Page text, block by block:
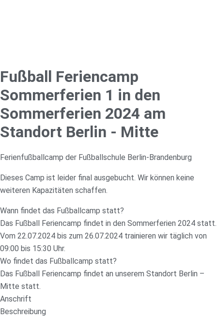
Fußball Feriencamp
Sommerferien 1 in den
Sommerferien 2024 am
Standort Berlin - Mitte
Ferienfußballcamp der Fußballschule Berlin-Brandenburg
Dieses Camp ist leider final ausgebucht. Wir können keine
weiteren Kapazitäten schaffen.
Wann findet das Fußballcamp statt?
Das Fußball Feriencamp findet in den Sommerferien 2024 statt.
Vom 22.07.2024 bis zum 26.07.2024 trainieren wir täglich von
09:00 bis 15:30 Uhr.
Wo findet das Fußballcamp statt?
Das Fußball Feriencamp findet an unserem Standort Berlin –
Mitte statt.
Anschrift
Beschreibung